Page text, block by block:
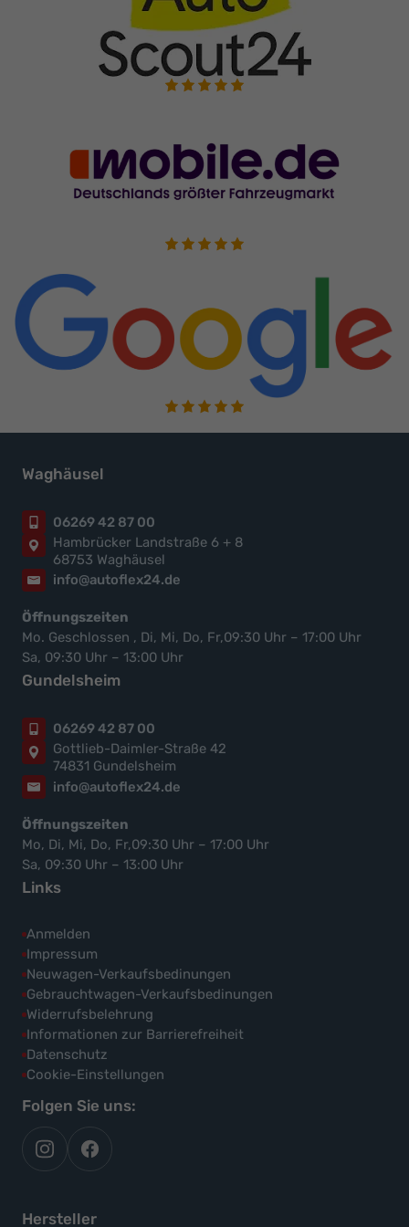
Waghäusel
06269 42 87 00
Hambrücker Landstraße 6 + 8
68753 Waghäusel
info@autoflex24.de
Öffnungszeiten
Mo. Geschlossen , Di, Mi, Do, Fr,09:30 Uhr – 17:00 Uhr
Sa, 09:30 Uhr – 13:00 Uhr
Gundelsheim
06269 42 87 00
Gottlieb-Daimler-Straße 42
74831 Gundelsheim
info@autoflex24.de
Öffnungszeiten
Mo, Di, Mi, Do, Fr,09:30 Uhr – 17:00 Uhr
Sa, 09:30 Uhr – 13:00 Uhr
Links
Anmelden
Impressum
Neuwagen-Verkaufsbedinungen
Gebrauchtwagen-Verkaufsbedinungen
Widerrufsbelehrung
Informationen zur Barrierefreiheit
Datenschutz
Cookie-Einstellungen
Folgen Sie uns:
autoflex
auf
autoflex24
auf
Hersteller